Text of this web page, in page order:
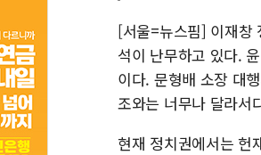
[서울=뉴스핌] 이재창
석이 난무하고 있다.
이다. 문형배 소장 대
조와는 너무나 달라서
현재 정치권에서는 헌